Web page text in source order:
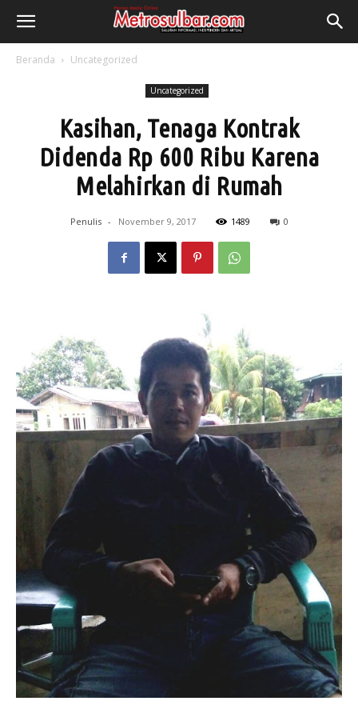
Beranda Uncategorized
Uncategorized
Kasihan, Tenaga Kontrak
Didenda Rp 600 Ribu Karena
Melahirkan di Rumah
Penulis - November 9, 2017 1489 0